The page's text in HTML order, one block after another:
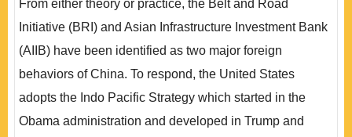
From either theory or practice, the Belt and Road
Initiative (BRI) and Asian Infrastructure Investment Bank
(AIIB) have been identified as two major foreign
behaviors of China. To respond, the United States
adopts the Indo Pacific Strategy which started in the
Obama administration and developed in Trump and